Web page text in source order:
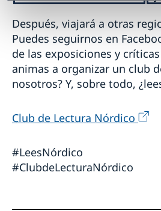
Después, viajará a otras
Puedes seguirnos en
de las exposiciones y
animas a organizar un club
nosotros? Y, sobre todo,
Club de Lectura Nórdico
#LeesNórdico
#ClubdeLecturaNórdico